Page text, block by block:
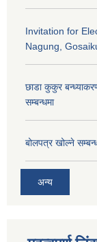
Invitation for
Nagung,
छाडा कुकुर
सम्बन्धमा
बोलपत्र खोल्ने
अन्य